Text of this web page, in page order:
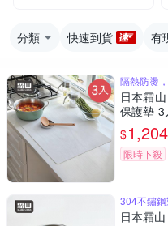
分類 快速到貨 有
隔熱防燙
日本霜
保護墊-3
$1,204
限時下殺
304不鏽
日本霜